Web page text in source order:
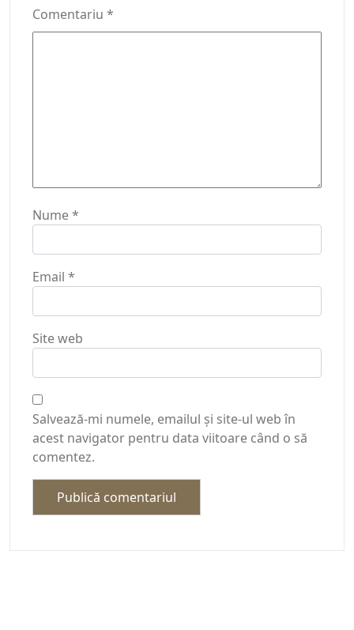
Comentariu *
Nume*
Email *
Site web
Salvează-mi numele, emailul și site-ul web în
acest navigator pentru data viitoare când o să
comentez.